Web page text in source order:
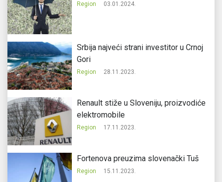
Region 03.01.2024.
Srbija najveći strani investitor u Crnoj
Gori
Region 28.11.2023.
Renault stiže u Sloveniju, proizvodiće
elektromobile
Region 17.11.2023.
Fortenova preuzima slovenački Tuš
Region 15.11.2023.